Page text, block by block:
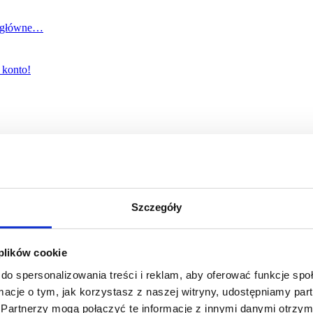
Szczegóły
cookie
spersonalizowania treści i reklam, aby oferować funkcje
o tym, jak korzystasz z naszej witryny, udostępniamy
mogą połączyć te informacje z innymi danymi
konto!
INSTAGRAMA! 3 GRZECHY